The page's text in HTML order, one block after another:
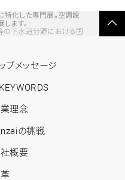
の下水道分野における国
ます。
先
プメッセージ
理念
の挑戦
概要